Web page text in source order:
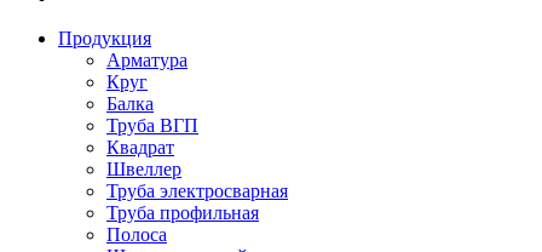
Продукция
Арматура
Круг
Балка
Труба ВГП
Квадрат
Швеллер
Труба электросварная
Труба профильная
Полоса